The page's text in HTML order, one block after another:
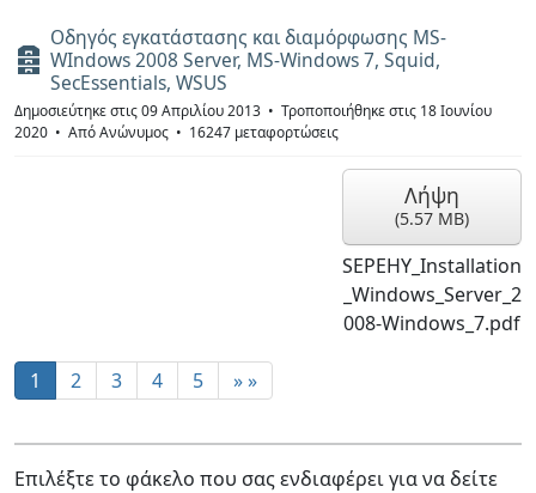
Α
ρ
ε
ί
Οδηγός εγκατάστασης και διαμόρφωσης MS-
WIndows 2008 Server, MS-Windows 7, Squid,
SecEssentials, WSUS
Δημοσιεύτηκε στις 09 Απριλίου 2013
Τροποποιήθηκε στις 18 Ιουνίου
2020
ΑπόΑνώνυμος 16247 μεταφορτώσεις
Λήψη
(5.57 MB)
SEPEHY_Installation
_Windows_Server_2
008-Windows_7.pdf
1 2 3 4 5 »
Επιλέξτε το φάκελο που σας ενδιαφέρει για να δείτε